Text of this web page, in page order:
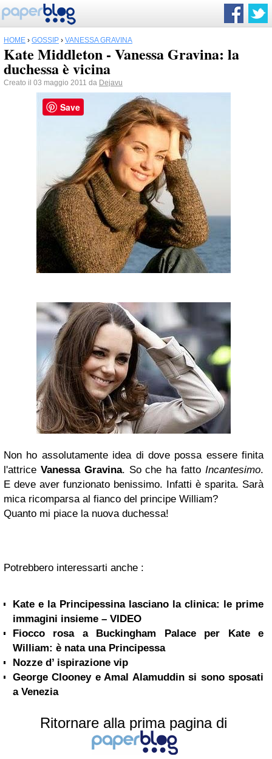
HOME › GOSSIP › VANESSA GRAVINA
Kate Middleton - Vanessa Gravina: la
duchessa è vicina
Creato il 03 maggio 2011 da Dejavu
Non ho assolutamente idea di dove possa essere finita
l'attrice Vanessa Gravina. So che ha fattoIncantesimo.
E deve aver funzionato benissimo. Infatti è sparita. Sarà
mica ricomparsa al fianco del principe William?
Quanto mi piace la nuova duchessa!
Potrebbero interessarti anche :
Kate e la Principessina lasciano la clinica: le prime
immagini insieme – VIDEO
Fiocco rosa a Buckingham Palace per Kate e
William: è nata una Principessa
Nozze d’ ispirazione vip
George Clooney e Amal Alamuddin si sono sposati
a Venezia
Ritornare alla prima pagina di
Save